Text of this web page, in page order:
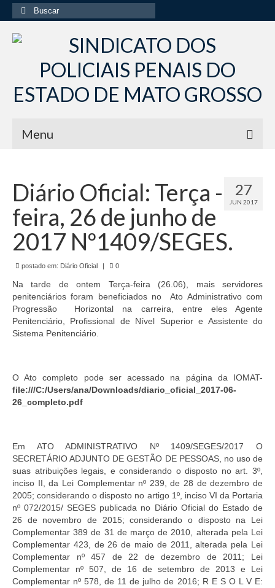
Buscar
por:
Menu
Institucional
Diretoria Sindsppen
Histórico do Sindsppen
Histórico do Sistema Penitenciário do Estado
de Mato Grosso
Formulário de Requerimento Padrão Sindsppen
Estatuto do Sindsppen
Serviços prestados pelo Sindicato dos
Servidores Penitenciários de Mato Grosso
Notícias Gerais
Artigos
Esportes
Nota de Falecimento
Notícias
Pautas Nacionais
27
JUN 2017
Diário Oficial: Terça -
feira, 26 de junho de
2017 Nº1409/SEGES.
postado em: Diário Oficial | 0
Na tarde de ontem Terça-feira (26.06), mais servidores
penitenciários foram beneficiados no Ato Administrativo com
Progressão Horizontal na carreira, entre eles Agente
Penitenciário, Profissional de Nível Superior e Assistente do
Sistema Penitenciário.
O Ato completo pode ser acessado na página da IOMAT-
file:///C:/Users/ana/Downloads/diario_oficial_2017-06-
26_completo.pdf
Em ATO ADMINISTRATIVO Nº 1409/SEGES/2017 O
SECRETÁRIO ADJUNTO DE GESTÃO DE PESSOAS, no uso de
suas atribuições legais, e considerando o disposto no art. 3º,
inciso II, da Lei Complementar nº 239, de 28 de dezembro de
2005; considerando o disposto no artigo 1º, inciso VI da Portaria
nº 072/2015/ SEGES publicada no Diário Oficial do Estado de
26 de novembro de 2015; considerando o disposto na Lei
Complementar 389 de 31 de março de 2010, alterada pela Lei
Complementar 423, de 26 de maio de 2011, alterada pela Lei
Complementar nº 457 de 22 de dezembro de 2011; Lei
Complementar nº 507, de 16 de setembro de 2013 e Lei
Complementar nº 578, de 11 de julho de 2016; R E S O L V E: